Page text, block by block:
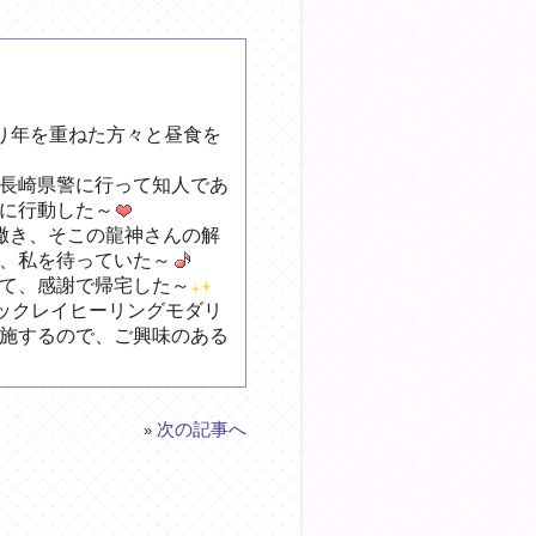
年を重ねた方々と昼食を
崎県警に行って知人であ
行動した～
き、そこの龍神さんの解
私を待っていた～
、感謝で帰宅した～
クレイヒーリングモダリ
するので、ご興味のある
» 次の記事へ